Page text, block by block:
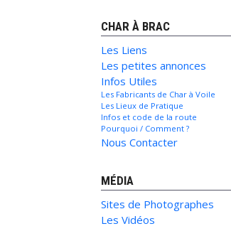
CHAR À BRAC
Les Liens
Les petites annonces
Infos Utiles
Les Fabricants de Char à Voile
Les Lieux de Pratique
Infos et code de la route
Pourquoi / Comment ?
Nous Contacter
MÉDIA
Sites de Photographes
Les Vidéos